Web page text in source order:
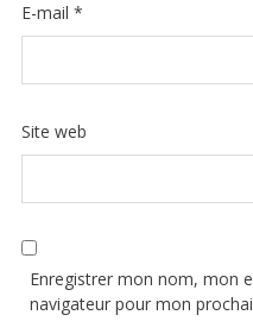
E-mail *
Site web
Enregistrer mon nom, mon
navigateur pour mon